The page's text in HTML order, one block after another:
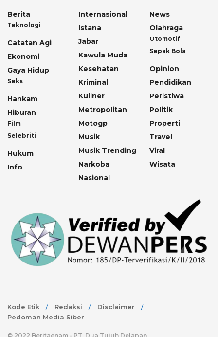
Berita
Teknologi
Catatan Agi
Ekonomi
Gaya Hidup
Seks
Hankam
Hiburan
Film
Selebriti
Hukum
Info
Internasional
Istana
Jabar
Kawula Muda
Kesehatan
Kriminal
Kuliner
Metropolitan
Motogp
Musik
Musik Trending
Narkoba
Nasional
News
Olahraga
Otomotif
Sepak Bola
Opinion
Pendidikan
Peristiwa
Politik
Properti
Travel
Viral
Wisata
Kode Etik Redaksi
Disclaimer
Pedoman Media Siber
© 2022 Beritaenam - PT. Dua Tujuh Delapan